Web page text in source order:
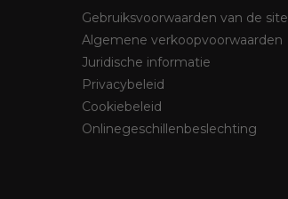
Gebruiksvoorwaarden van de site
Algemene verkoopvoorwaarden
Juridische informatie
Privacybeleid
Cookiebeleid
Onlinegeschillenbeslechting